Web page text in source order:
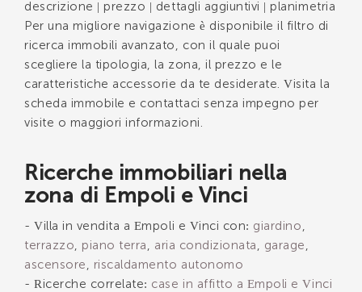
descrizione | prezzo | dettagli aggiuntivi | planimetria
Per una migliore navigazione è disponibile il filtro di
ricerca immobili avanzato, con il quale puoi
scegliere la tipologia, la zona, il prezzo e le
caratteristiche accessorie da te desiderate. Visita la
scheda immobile e contattaci senza impegno per
visite o maggiori informazioni.
Ricerche immobiliari nella
zona di Empoli e Vinci
- Villa in vendita a Empoli e Vinci con: giardino ,
terrazzo, piano terra , aria condizionata , garage ,
ascensore , riscaldamento autonomo
- Ricerche correlate: case in affitto a Empoli e Vinci
Ho letto, compreso e accettato itermini e
condizioni.
Voglio ricevere immobili simili da Immobiliare Chiara
Brogi.
*Controllo Antispam: qual è il numero fra 9 e 11?
INVIA